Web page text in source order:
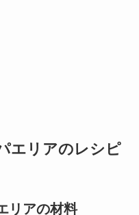
エリアのレシピ
リアの材料